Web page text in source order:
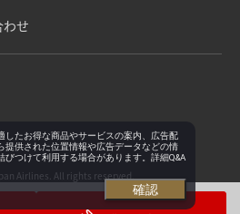
せ
Airlines. All rights reserved.
したお得な商品やサービスの案内、広告配
提供された位置情報や広告データなどの情
びつけて利用する場合があります。詳細Q&A
確認